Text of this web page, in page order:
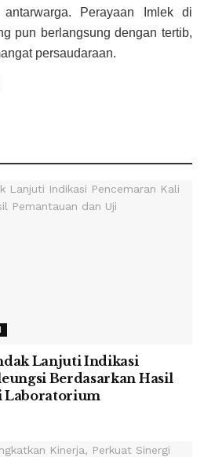
antarwarga. Perayaan Imlek di
pun berlangsung dengan tertib,
persaudaraan.
Lanjuti Indikasi
Berdasarkan Hasil
Laboratorium